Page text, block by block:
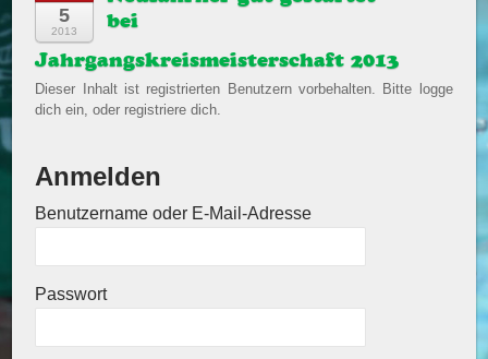
5
2013
bei
Jahrgangskreismeisterschaft 2013
Dieser Inhalt ist registrierten Benutzern vorbehalten. Bitte logge
dich ein, oder registriere dich.
Anmelden
Benutzername oder E-Mail-Adresse
Passwort